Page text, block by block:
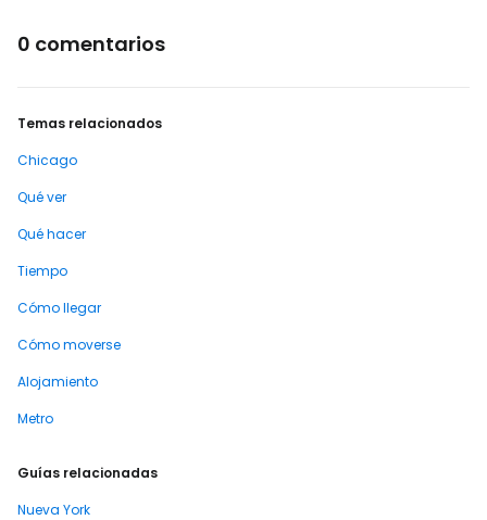
0 comentarios
Temas relacionados
Chicago
Qué ver
Qué hacer
Tiempo
Cómo llegar
Cómo moverse
Alojamiento
Metro
Guías relacionadas
Nueva York